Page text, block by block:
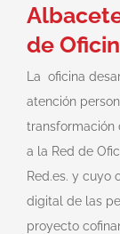
de
La oficina
atención
transformación
a la Red de
Red.es. y cuyo
digital de las
proyecto